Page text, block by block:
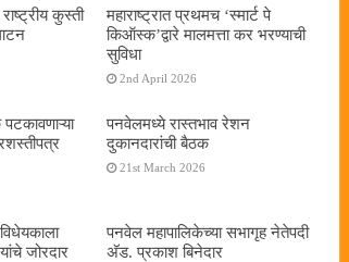
कुस्ती
महाराष्ट्रात प्रथमच ‌‘स्मार्ट पे
किऑस्क‌’द्वारे मालमत्ता कर भरण्याची
सुविधा
2nd April 2026
पनवेलमध्ये रास्तभाव रेशन
दुकानदारांची बैठक
21st March 2026
विधेयकाला
जोरदार
पनवेल महापालिकेच्या सभागृह नेतेपदी
अ‍ॅड. प्रकाश बिनेदार